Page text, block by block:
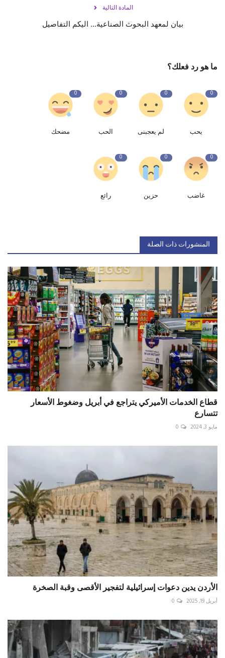
المادة التالية
بيان لمعهد البحوث الصناعية... اليكم التفاصيل
ما هو رد فعلك؟
0
يحب
0
لم يعجبنى
0
الحب
0
مضحك
0
غاضب
0
حزين
0
رائع
المنشورات ذات الصلة
قطاع الخدمات الأميركي يتراجع في أبريل وضغوط الأسعار
تتسارع
مايو 3, 2024 0
الأردن يدين دعوات إسرائيلية لتفجير الأقصى وقبة الصخرة
أبريل 19, 2025 0